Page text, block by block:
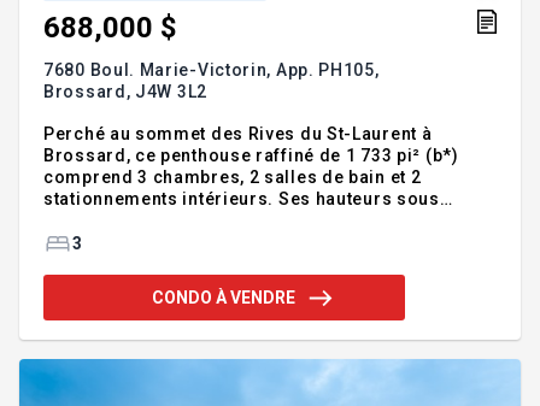
688,000 $
7680 Boul. Marie-Victorin, App. PH105,
Brossard, J4W 3L2
Perché au sommet des Rives du St-Laurent à
Brossard, ce penthouse raffiné de 1 733 pi² (b*)
comprend 3 chambres, 2 salles de bain et 2
stationnements intérieurs. Ses hauteurs sous
offrent des vues imprenables sur le fleuve Saint-
Montréal. La cuisine ouverte et lumineuse séduit
par ses armoires blanches, son îlot central et ses
:Bienvenue au 7680 Boul. Marie-Victorin PH105,
Brossard (Rive-Sud) à v
3
CONDO À VENDRE